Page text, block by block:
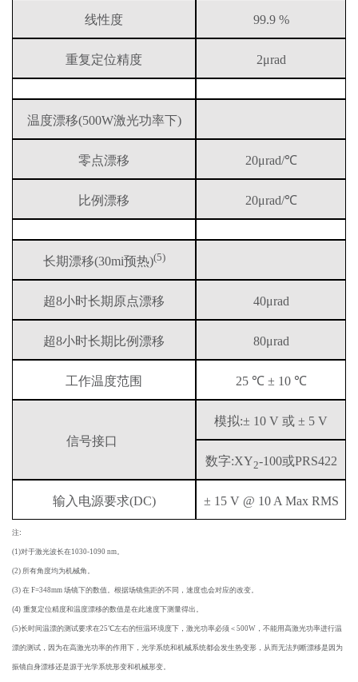
线性度 99.9 %
重复定位精度 2μrad
温度漂移(500W激光功率下)
零点漂移 20μrad/℃
比例漂移 20μrad/℃
长期漂移(30mi预热)(5)
超8小时长期原点漂移 40μrad
超8小时长期比例漂移 80μrad
工作温度范围 25 ℃ ± 10 ℃
信号接口
模拟:± 10 V 或 ± 5 V
数字:XY2-100或PRS422
输入电源要求(DC) ± 15 V @ 10 A Max RMS
注:
(1)对于激光波长在1030-1090 nm。
(2) 所有角度均为机械角。
(3) 在 F=348mm 场镜下的数值。根据场镜焦距的不同，速度也会对应的改变。
(4) 重复定位精度和温 度漂移的数值是在此速度下测量得出
(5)长时间温漂的测试要求在25℃左右的恒温环境度下，激光功率必须＜500W，不能用高激光功率进行温
漂的测试，因为在高激光功率的作用下，光学系统和机械系统都会发生热变形，从而无法判断漂移是因为
振镜自身漂移还是源于光学系统形变和机械形变。